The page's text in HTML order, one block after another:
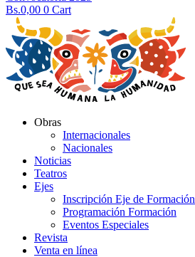
Bs.0,00 0 Cart
Obras
Internacionales
Nacionales
Noticias
Teatros
Ejes
Inscripción Eje de Formación
Programación Formación
Eventos Especiales
Revista
Venta en línea